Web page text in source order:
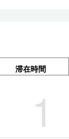
滞在時間
1